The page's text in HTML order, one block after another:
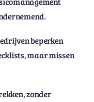
beperken
maar missen
zonder